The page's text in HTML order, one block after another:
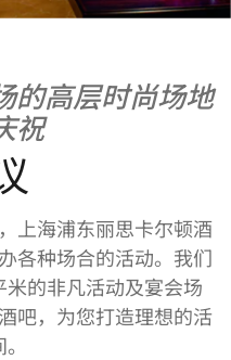
的高层时尚场地
祝
上海浦东丽思卡尔顿酒
各种场合的活动。我们
的非凡活动及宴会场
吧，为您打造理想的活